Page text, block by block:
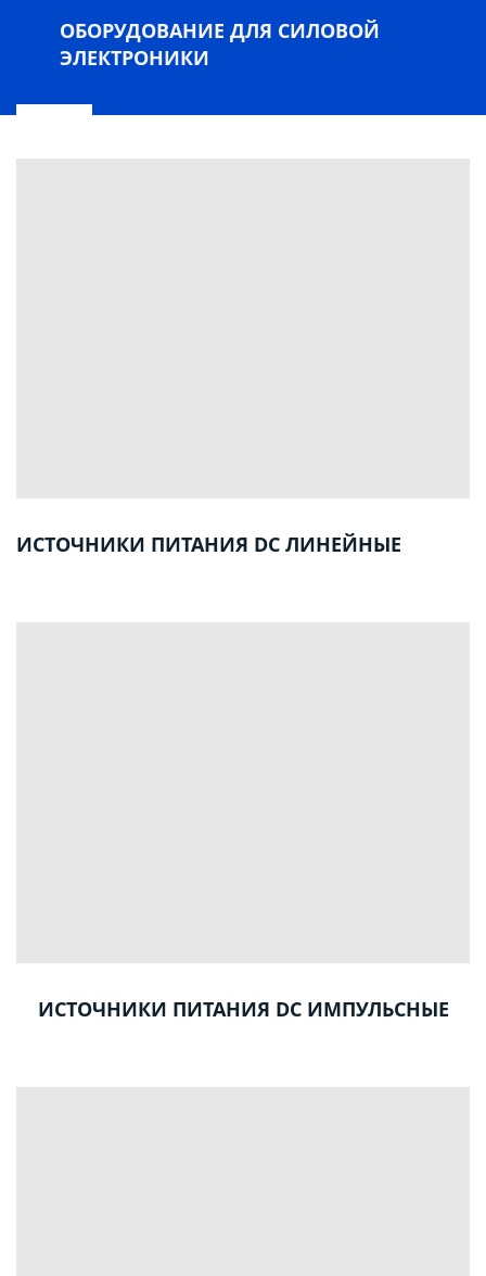
ОБОРУДОВАНИЕ ДЛЯ СИЛОВОЙ
ЭЛЕКТРОНИКИ
ИСТОЧНИКИ ПИТАНИЯ DC ЛИНЕЙНЫЕ
ИСТОЧНИКИ ПИТАНИЯ DC ИМПУЛЬСНЫЕ